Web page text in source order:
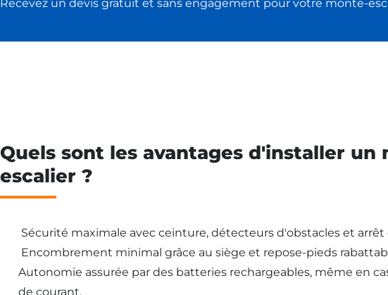
Recevez un devis gratuit et sans engagement pour votre monte-
Quels sont les avantages d'installer un
escalier ?
Sécurité maximale avec ceinture, détecteurs d'obstacles et arrêt
Encombrement minimal grâce au siège et repose-pieds
Autonomie assurée par des batteries rechargeables, même en
de courant.